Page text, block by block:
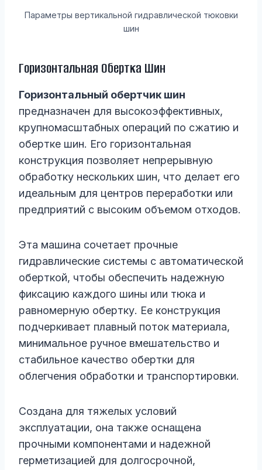
Параметры вертикальной гидравлической тюковки
шин
Горизонтальная Обертка Шин
Горизонтальный обертчик шин
предназначен для высокоэффективных,
крупномасштабных операций по сжатию и
обертке шин. Его горизонтальная
конструкция позволяет непрерывную
обработку нескольких шин, что делает его
идеальным для центров переработки или
предприятий с высоким объемом отходов.
Эта машина сочетает прочные
гидравлические системы с автоматической
оберткой, чтобы обеспечить надежную
фиксацию каждого шины или тюка и
равномерную обертку. Ее конструкция
подчеркивает плавный поток материала,
минимальное ручное вмешательство и
стабильное качество обертки для
облегчения обработки и транспортировки.
Создана для тяжелых условий
эксплуатации, она также оснащена
прочными компонентами и надежной
герметизацией для долгосрочной,